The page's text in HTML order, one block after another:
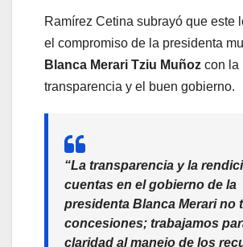
Ramírez Cetina subrayó que este
el compromiso de la presidenta
Blanca Merari Tziu Muñoz con la
transparencia y el buen gobierno.
“La transparencia y la
cuentas en el gobierno de la
presidenta Blanca Merari no
concesiones; trabajamos
claridad al manejo de los